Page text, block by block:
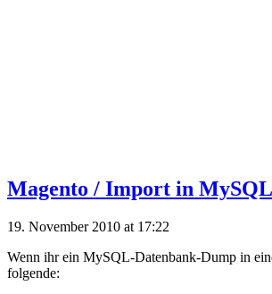
Magento / Import in
19. November 2010 at 17:22
Wenn ihr ein MySQL-Datenbank-Dump in
folgende: